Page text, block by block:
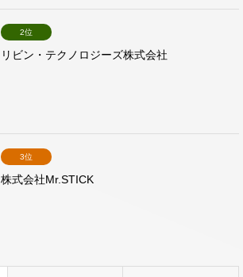
2位
リビン・テクノロジーズ株式会社
3位
株式会社Mr.STICK